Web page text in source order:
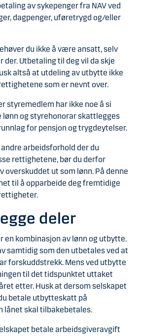
av sykepenger fra NAV ved
dagpenger, uføretrygd og/eller
du ikke å være ansatt, selv
der. Utbetaling til deg vil da skje
altså at utdeling av utbytte ikke
som er nevnt over.
styremedlem har ikke noe å si
lønn og styrehonorar skattlegges
for pensjon og trygdeytelser.
arbeidsforhold der du
rettighetene, bør du derfor
overskuddet ut som lønn. På denne
til å opparbeide deg fremtidige
deler
en kombinasjon av lønn og utbytte.
samtidig som den utbetales ved at
forskuddstrekk. Mens ved utbytte
til det tidspunktet uttaket
etter. Husk at dersom selskapet
betale utbytteskatt på
lånet skal tilbakebetales.
betale arbeidsgiveravgift